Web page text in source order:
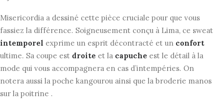
Misericordia a dessiné cette pièce cruciale pour que vous
fassiez la différence. Soigneusement conçu à Lima, ce sweat
intemporel exprime un esprit décontracté et un confort
ultime. Sa coupe est droite et la capuche est le détail à la
mode qui vous accompagnera en cas d’intempéries. On
notera aussi la poche kangourou ainsi que la broderie manos
sur la poitrine .